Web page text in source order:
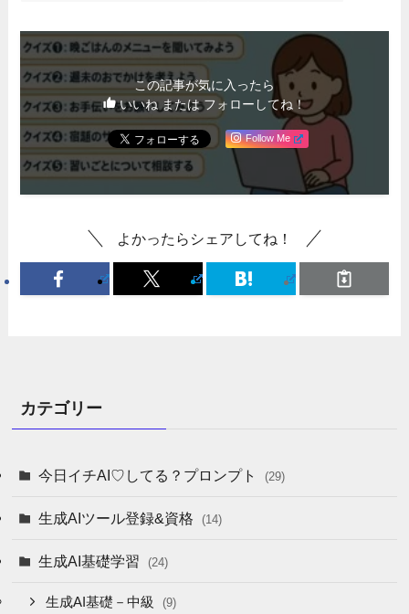
この記事が気に入ったら
いいね または フォローしてね！
Follow Me
よかったらシェアしてね！
カテゴリー
今日イチAI♡してる？プロンプト (29)
生成AIツール登録&資格 (14)
生成AI基礎学習 (24)
生成AI基礎－中級 (9)